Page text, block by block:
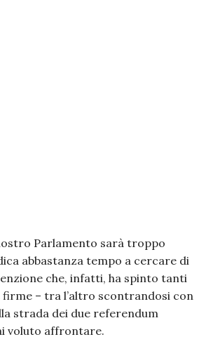
Parlamento sarà troppo
abbastanza tempo a cercare di
che, infatti, ha spinto tanti
– tra l’altro scontrandosi con
strada dei due referendum
voluto affrontare.